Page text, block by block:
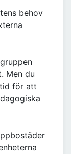
behov
Men du
för att